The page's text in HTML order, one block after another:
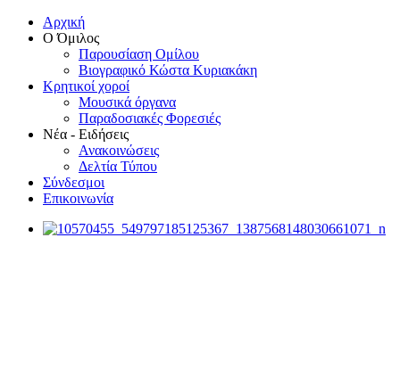
Αρχική
Ο Όμιλος
Παρουσίαση Ομίλου
Βιογραφικό Κώστα Κυριακάκη
Κρητικοί χοροί
Μουσικά όργανα
Παραδοσιακές Φορεσιές
Νέα - Ειδήσεις
Ανακοινώσεις
Δελτία Τύπου
Σύνδεσμοι
Επικοινωνία